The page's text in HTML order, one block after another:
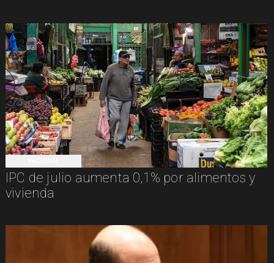
IPC de julio aumenta 0,1% por alimentos y
vivienda